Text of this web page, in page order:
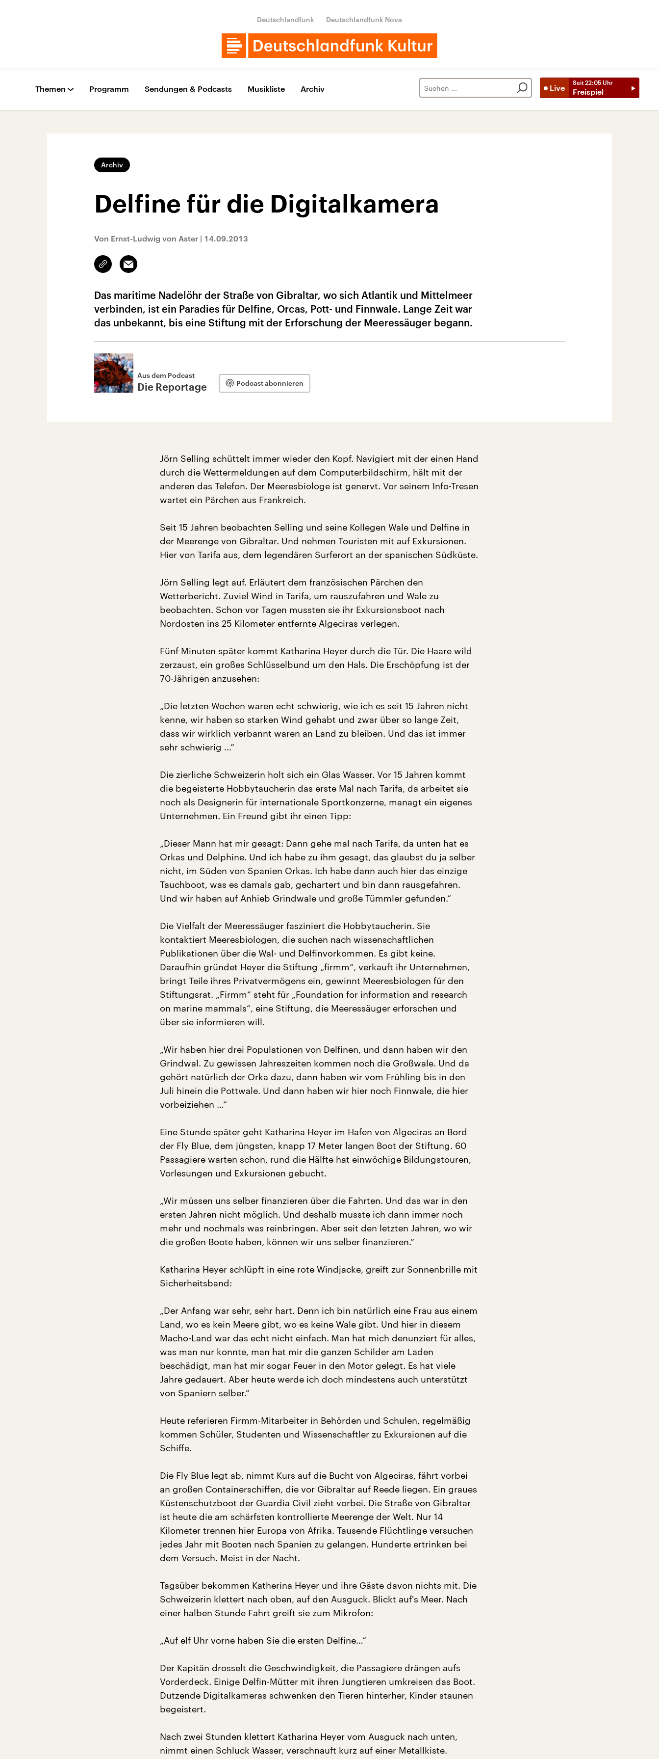
Deutschlandfunk Deutschlandfunk Nova
Live
Seit 22:05 Uhr
Freispiel
Themen Programm Sendungen & Podcasts Musikliste Archiv
Archiv
Delfine für die Digitalkamera
Von Ernst-Ludwig von Aster | 14.09.2013
Link
kopieren/teilen
Email
Das maritime Nadelöhr der Straße von Gibraltar, wo sich Atlantik und Mittelmeer
verbinden, ist ein Paradies für Delfine, Orcas, Pott- und Finnwale. Lange Zeit war
das unbekannt, bis eine Stiftung mit der Erforschung der Meeressäuger begann.
Aus dem Podcast
Die Reportage Podcast abonnieren
Jörn Selling schüttelt immer wieder den Kopf. Navigiert mit der einen Hand
durch die Wettermeldungen auf dem Computerbildschirm, hält mit der
anderen das Telefon. Der Meeresbiologe ist genervt. Vor seinem Info-Tresen
wartet ein Pärchen aus Frankreich.
Seit 15 Jahren beobachten Selling und seine Kollegen Wale und Delfine in
der Meerenge von Gibraltar. Und nehmen Touristen mit auf Exkursionen.
Hier von Tarifa aus, dem legendären Surferort an der spanischen Südküste.
Jörn Selling legt auf. Erläutert dem französischen Pärchen den
Wetterbericht. Zuviel Wind in Tarifa, um rauszufahren und Wale zu
beobachten. Schon vor Tagen mussten sie ihr Exkursionsboot nach
Nordosten ins 25 Kilometer entfernte Algeciras verlegen.
Fünf Minuten später kommt Katharina Heyer durch die Tür. Die Haare wild
zerzaust, ein großes Schlüsselbund um den Hals. Die Erschöpfung ist der
70-Jährigen anzusehen:
„Die letzten Wochen waren echt schwierig, wie ich es seit 15 Jahren nicht
kenne, wir haben so starken Wind gehabt und zwar über so lange Zeit,
dass wir wirklich verbannt waren an Land zu bleiben. Und das ist immer
sehr schwierig ...“
Die zierliche Schweizerin holt sich ein Glas Wasser. Vor 15 Jahren kommt
die begeisterte Hobbytaucherin das erste Mal nach Tarifa, da arbeitet sie
noch als Designerin für internationale Sportkonzerne, managt ein eigenes
Unternehmen. Ein Freund gibt ihr einen Tipp:
„Dieser Mann hat mir gesagt: Dann gehe mal nach Tarifa, da unten hat es
Orkas und Delphine. Und ich habe zu ihm gesagt, das glaubst du ja selber
nicht, im Süden von Spanien Orkas. Ich habe dann auch hier das einzige
Tauchboot, was es damals gab, gechartert und bin dann rausgefahren.
Und wir haben auf Anhieb Grindwale und große Tümmler gefunden.“
Die Vielfalt der Meeressäuger fasziniert die Hobbytaucherin. Sie
kontaktiert Meeresbiologen, die suchen nach wissenschaftlichen
Publikationen über die Wal- und Delfinvorkommen. Es gibt keine.
Daraufhin gründet Heyer die Stiftung „firmm“, verkauft ihr Unternehmen,
bringt Teile ihres Privatvermögens ein, gewinnt Meeresbiologen für den
Stiftungsrat. „Firmm“ steht für „Foundation for information and research
on marine mammals“, eine Stiftung, die Meeressäuger erforschen und
über sie informieren will.
„Wir haben hier drei Populationen von Delfinen, und dann haben wir den
Grindwal. Zu gewissen Jahreszeiten kommen noch die Großwale. Und da
gehört natürlich der Orka dazu, dann haben wir vom Frühling bis in den
Juli hinein die Pottwale. Und dann haben wir hier noch Finnwale, die hier
vorbeiziehen …“
Eine Stunde später geht Katharina Heyer im Hafen von Algeciras an Bord
der Fly Blue, dem jüngsten, knapp 17 Meter langen Boot der Stiftung. 60
Passagiere warten schon, rund die Hälfte hat einwöchige Bildungstouren,
Vorlesungen und Exkursionen gebucht.
„Wir müssen uns selber finanzieren über die Fahrten. Und das war in den
ersten Jahren nicht möglich. Und deshalb musste ich dann immer noch
mehr und nochmals was reinbringen. Aber seit den letzten Jahren, wo wir
die großen Boote haben, können wir uns selber finanzieren.“
Katharina Heyer schlüpft in eine rote Windjacke, greift zur Sonnenbrille mit
Sicherheitsband:
„Der Anfang war sehr, sehr hart. Denn ich bin natürlich eine Frau aus einem
Land, wo es kein Meere gibt, wo es keine Wale gibt. Und hier in diesem
Macho-Land war das echt nicht einfach. Man hat mich denunziert für alles,
was man nur konnte, man hat mir die ganzen Schilder am Laden
beschädigt, man hat mir sogar Feuer in den Motor gelegt. Es hat viele
Jahre gedauert. Aber heute werde ich doch mindestens auch unterstützt
von Spaniern selber.“
Heute referieren Firmm-Mitarbeiter in Behörden und Schulen, regelmäßig
kommen Schüler, Studenten und Wissenschaftler zu Exkursionen auf die
Schiffe.
Die Fly Blue legt ab, nimmt Kurs auf die Bucht von Algeciras, fährt vorbei
an großen Containerschiffen, die vor Gibraltar auf Reede liegen. Ein graues
Küstenschutzboot der Guardia Civil zieht vorbei. Die Straße von Gibraltar
ist heute die am schärfsten kontrollierte Meerenge der Welt. Nur 14
Kilometer trennen hier Europa von Afrika. Tausende Flüchtlinge versuchen
jedes Jahr mit Booten nach Spanien zu gelangen. Hunderte ertrinken bei
dem Versuch. Meist in der Nacht.
Tagsüber bekommen Katherina Heyer und ihre Gäste davon nichts mit. Die
Schweizerin klettert nach oben, auf den Ausguck. Blickt auf's Meer. Nach
einer halben Stunde Fahrt greift sie zum Mikrofon:
„Auf elf Uhr vorne haben Sie die ersten Delfine…“
Der Kapitän drosselt die Geschwindigkeit, die Passagiere drängen aufs
Vorderdeck. Einige Delfin-Mütter mit ihren Jungtieren umkreisen das Boot.
Dutzende Digitalkameras schwenken den Tieren hinterher, Kinder staunen
begeistert.
Nach zwei Stunden klettert Katharina Heyer vom Ausguck nach unten,
nimmt einen Schluck Wasser, verschnauft kurz auf einer Metallkiste.